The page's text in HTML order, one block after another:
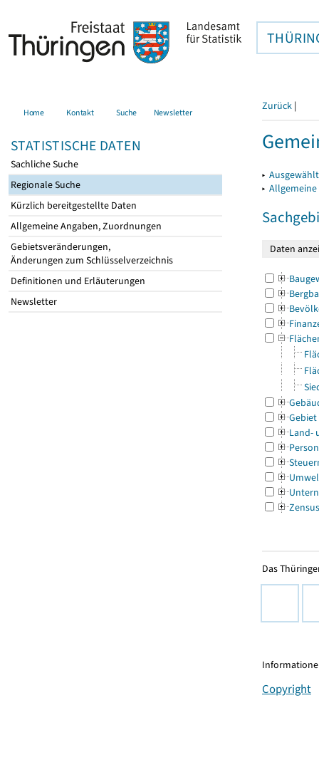
Home Kontakt Suche Newsletter
STATISTISCHE DATEN
Sachliche Suche
Regionale Suche
Kürzlich bereitgestellte Daten
Allgemeine Angaben, Zuordnungen
Gebietsveränderungen,
Änderungen zum Schlüsselverzeichnis
Definitionen und Erläuterungen
Newsletter
Zurück |
▸
▸
Gebiet
Land-
Zensus
Das
Copyright